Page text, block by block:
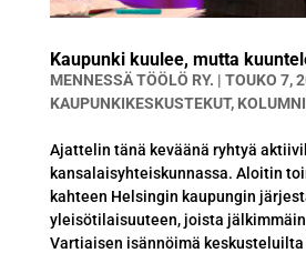
Kaupunki kuulee, mutta
MENNESSÄTÖÖLÖ RY. | TOUKO 7,
KAUPUNKIKESKUSTEKUT,
Ajattelin tänä keväänä ryhtyä
kansalaisyhteiskunnassa. Aloitin
kahteen Helsingin kaupungin
yleisötilaisuuteen, joista
Vartiaisen isännöimä